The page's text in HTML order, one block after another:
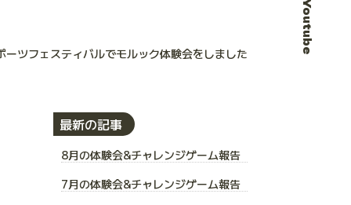
Youtube
ーツフェスティバルでモルック体験会をしました
最新の記事
8月の体験会&チャレンジゲーム報告
7月の体験会&チャレンジゲーム報告